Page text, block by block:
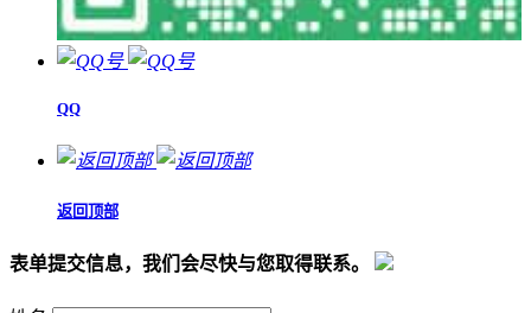
QQ
返回顶部
表单提交信息，我们会尽快与您取得联系。